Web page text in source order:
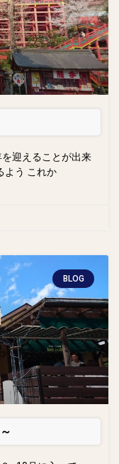
迎えることが出来
よう これか
BLOG